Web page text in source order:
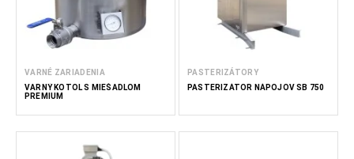
VARNÉ ZARIADENIA
VARNÝ KOTOL S MIEŠADLOM
PREMIUM
PASTERIZÁTORY
PASTERIZÁTOR NÁPOJOV SB 750